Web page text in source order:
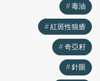
毒油
紅斑性狼瘡
奇亞籽
針眼
毒油
紅斑性狼瘡
奇亞籽
針眼